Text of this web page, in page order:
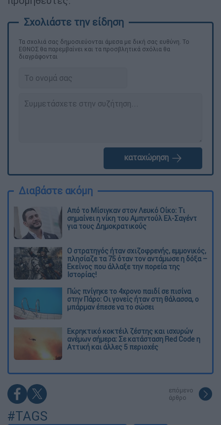
Τα σχολιά σας δημοσιεύονται άμεσα με δική σας ευθύνη. Το
ΕΘΝΟΣ θα παρεμβαίνει και τα προσβλητικά σχόλια θα
διαγράφονται
καταχώρηση
Διαβάστε ακόμη
Από το Μίσιγκαν στον Λευκό Οίκο: Τι
σημαίνει η νίκη του Αμπντούλ Ελ-Σαγέντ
για τους Δημοκρατικούς
O στρατηγός ήταν σχιζοφρενής, εμμονικός,
πλησίαζε τα 75 όταν τον αντάμωσε η δόξα –
Εκείνος που άλλαξε την πορεία της
Ιστορίας!
Πώς πνίγηκε το 4χρονο παιδί σε πισίνα
στην Πάρο: Οι γονείς ήταν στη θάλασσα, ο
μπάρμαν έπεσε να το σώσει
Εκρηκτικό κοκτέιλ ζέστης και ισχυρών
ανέμων σήμερα: Σε κατάσταση Red Code η
Αττική και άλλες 5 περιοχές
επόμενο
άρθρο
#TAGS